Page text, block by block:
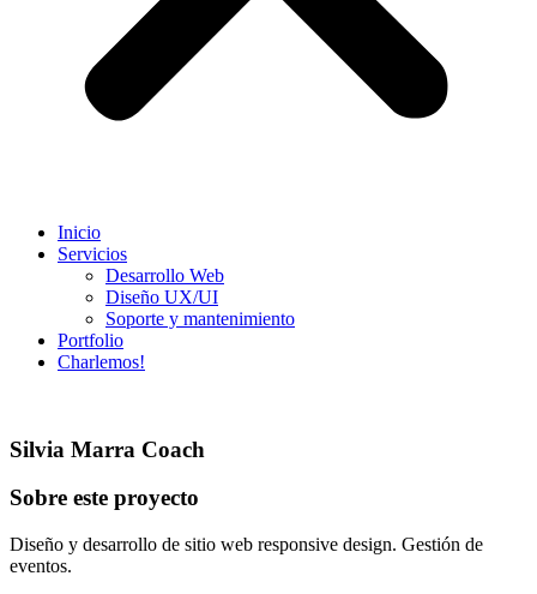
Inicio
Servicios
Desarrollo Web
Diseño UX/UI​
Soporte y mantenimiento
Portfolio
Charlemos!
Silvia Marra Coach
Sobre este proyecto
Diseño y desarrollo de sitio web responsive design. Gestión de
eventos.